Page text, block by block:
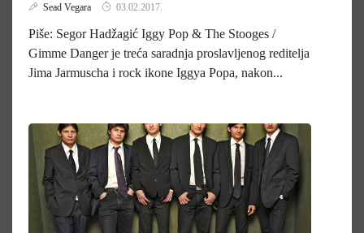
Sead Vegara 03.02.2017.
Piše: Segor Hadžagić Iggy Pop & The Stooges /
Gimme Danger je treća saradnja proslavljenog reditelja
Jima Jarmuscha i rock ikone Iggya Popa, nakon...